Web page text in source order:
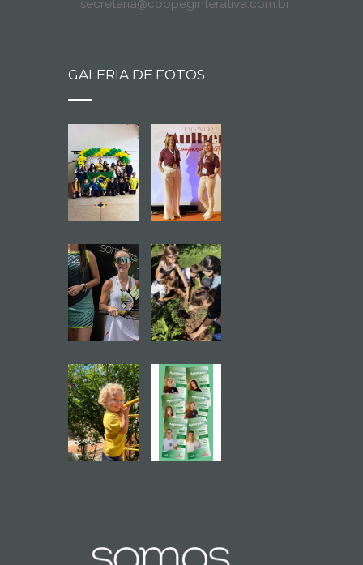
secretaria@coopeginterativa.com.br
GALERIA DE FOTOS